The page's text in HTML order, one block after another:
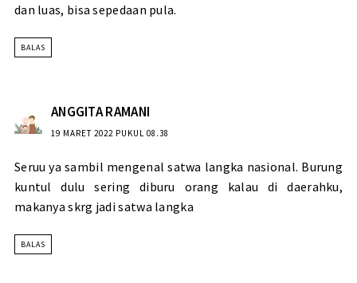
dan luas, bisa sepedaan pula.
BALAS
ANGGITA RAMANI
19 MARET 2022 PUKUL 08.38
Seruu ya sambil mengenal satwa langka nasional. Burung
kuntul dulu sering diburu orang kalau di daerahku,
makanya skrg jadi satwa langka
BALAS